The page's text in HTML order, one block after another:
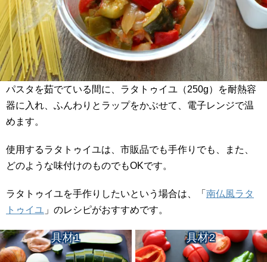
パスタを茹でている間に、ラタトゥイユ（250g）を耐熱容
器に入れ、ふんわりとラップをかぶせて、電子レンジで温
めます。
使用するラタトゥイユは、市販品でも手作りでも、また、
どのような味付けのものでもOKです。
ラタトゥイユを手作りしたいという場合は、「 南仏風ラタ
トゥイユ 」のレシピがおすすめです。
具材1 具材2